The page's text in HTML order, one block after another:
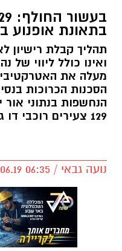
בתאונת אופנוע
תהליך קבלת רישיון
ואינו כולל ליווי של
מעלה את
הסכנות הכרוכות
הנחשפות בנתוני
129 צעירים רוכבי דו גלגלי נפגעו בתאונות דרכים
נועה גבאי / 06:35 17.06.19